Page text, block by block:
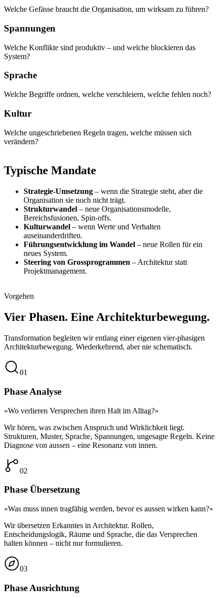
Welche Gefässe braucht die Organisation, um wirksam zu führen?
Spannungen
Welche Konflikte sind produktiv – und welche blockieren das
System?
Sprache
Welche Begriffe ordnen, welche verschleiern, welche fehlen noch?
Kultur
Welche ungeschriebenen Regeln tragen, welche müssen sich
verändern?
Typische Mandate
Strategie-Umsetzung – wenn die Strategie steht, aber die
Organisation sie noch nicht trägt.
Strukturwandel – neue Organisationsmodelle,
Bereichsfusionen, Spin-offs.
Kulturwandel – wenn Werte und Verhalten
auseinanderdriften.
Führungsentwicklung im Wandel – neue Rollen für ein
neues System.
Steering von Grossprogrammen – Architektur statt
Projektmanagement.
Vorgehen
Vier Phasen. Eine Architekturbewegung.
Transformation begleiten wir entlang einer eigenen vier-phasigen
Architekturbewegung. Wiederkehrend, aber nie schematisch.
01
Phase Analyse
«Wo verlieren Versprechen ihren Halt im Alltag?»
Wir hören, was zwischen Anspruch und Wirklichkeit liegt.
Strukturen, Muster, Sprache, Spannungen, ungesagte Regeln. Keine
Diagnose von aussen – eine Resonanz von innen.
02
Phase Übersetzung
«Was muss innen tragfähig werden, bevor es aussen wirken kann?»
Wir übersetzen Erkanntes in Architektur. Rollen,
Entscheidungslogik, Räume und Sprache, die das Versprechen
halten können – nicht nur formulieren.
03
Phase Ausrichtung